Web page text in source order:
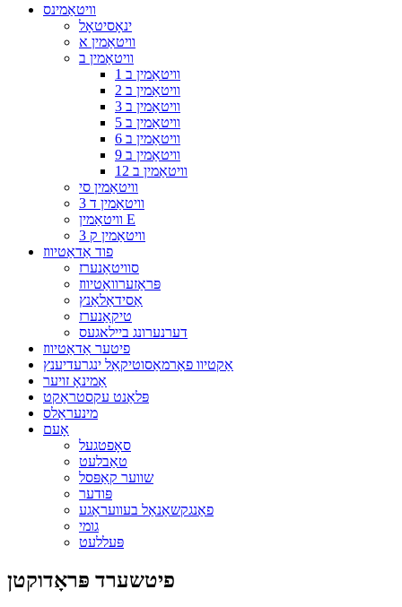
וויטאַמינס
ינאָסיטאָל
וויטאַמין א
וויטאַמין ב
וויטאַמין ב 1
וויטאַמין ב 2
וויטאַמין ב 3
וויטאַמין ב 5
וויטאַמין ב 6
וויטאַמין ב 9
וויטאַמין ב 12
וויטאַמין סי
וויטאַמין ד 3
וויטאַמין E
וויטאַמין ק 3
פוד אַדאַטיווז
סוויטאַנערז
פּראַזערוואַטיווז
אַסידאַלאַנץ
טיקאַנערז
דערנערונג ביילאגעס
פיטער אַדאַטיווז
אַקטיוו פאַרמאַסוטיקאַל ינגרעדיענץ
אַמינאָ זויער
פּלאַנט עקסטראַקט
מינעראַלס
אָעם
סאָפטגעל
טאַבלעט
שווער קאַפּסל
פּודער
פאַנגקשאַנאַל בעוועראַגע
גומי
פּעללעט
פיטשערד פּראָדוקטן